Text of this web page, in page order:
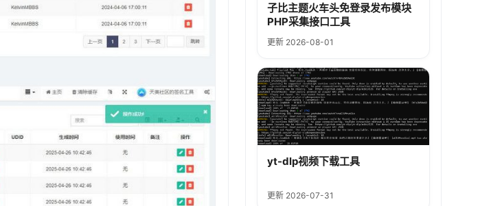
子比主题火车头免登录发布模块
PHP采集接口工具
更新 2026-08-01
yt-dlp视频下载工具
更新 2026-07-31